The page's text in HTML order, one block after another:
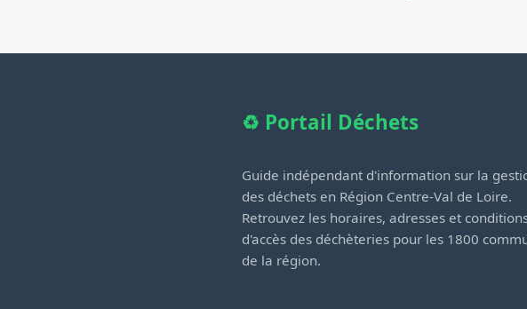
♻️ Portail Déchets
Guide indépendant d'information sur la
des déchets en Région Centre-Val de Loire.
Retrouvez les horaires, adresses et
d'accès des déchèteries pour les 1800
de la région.